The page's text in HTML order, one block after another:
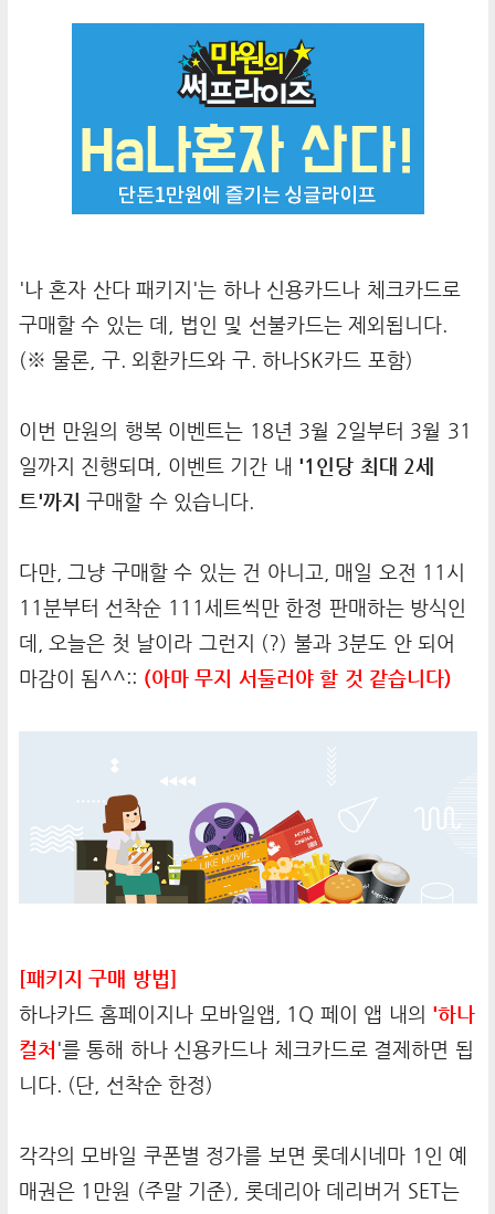
'나 혼자 산다 패키지'는 하나 신용카드나 체크카드로
구매할 수 있는 데, 법인 및 선불카드는 제외됩니다.
(※ 물론, 구. 외환카드와 구. 하나SK카드 포함)
이번 만원의 행복 이벤트는 18년 3월 2일부터 3월 31
일까지 진행되며, 이벤트 기간 내 '1인당 최대 2세
트'까지 구매할 수 있습니다.
다만, 그냥 구매할 수 있는 건 아니고, 매일 오전 11시
11분부터 선착순 111세트씩만 한정 판매하는 방식인
데, 오늘은 첫 날이라 그런지 (?) 불과 3분도 안 되어
마감이 됨^^:: (아마 무지 서둘러야 할 것 같습니다)
[패키지 구매 방법]
하나카드 홈페이지나 모바일앱, 1Q 페이 앱 내의 '하나
컬처 '를 통해 하나 신용카드나 체크카드로 결제하면 됩
니다. (단, 선착순 한정)
각각의 모바일 쿠폰별 정가를 보면 롯데시네마 1인 예
매권은 1만원 (주말 기준), 롯데리아 데리버거 SET는